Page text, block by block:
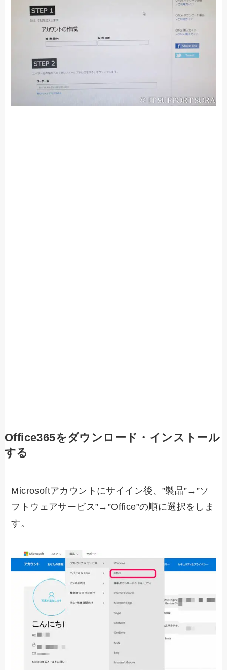
Office365をダウンロード・インストール
する
Microsoftアカウントにサイイン後、”製品”→”ソ
フトウェアサービス”→”Office”の順に選択をしま
す。